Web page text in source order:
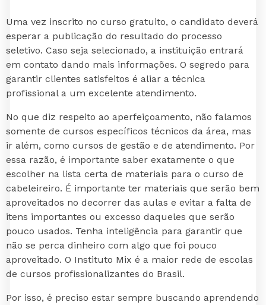
Uma vez inscrito no curso gratuito, o candidato deverá
esperar a publicação do resultado do processo
seletivo. Caso seja selecionado, a instituição entrará
em contato dando mais informações. O segredo para
garantir clientes satisfeitos é aliar a técnica
profissional a um excelente atendimento.
No que diz respeito ao aperfeiçoamento, não falamos
somente de cursos específicos técnicos da área, mas
ir além, como cursos de gestão e de atendimento. Por
essa razão, é importante saber exatamente o que
escolher na lista certa de materiais para o curso de
cabeleireiro. É importante ter materiais que serão bem
aproveitados no decorrer das aulas e evitar a falta de
itens importantes ou excesso daqueles que serão
pouco usados. Tenha inteligência para garantir que
não se perca dinheiro com algo que foi pouco
aproveitado. O Instituto Mix é a maior rede de escolas
de cursos profissionalizantes do Brasil.
Por isso, é preciso estar sempre buscando aprendendo